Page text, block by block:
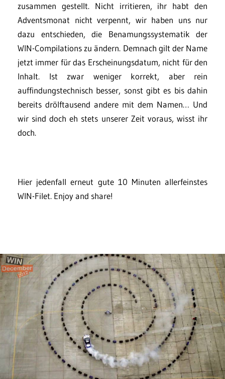
zusammen gestellt. Nicht irritieren, ihr habt den
Adventsmonat nicht verpennt, wir haben uns nur
dazu entschieden, die Benamungssystematik der
WIN-Compilations zu ändern. Demnach gilt der Name
jetzt immer für das Erscheinungsdatum, nicht für den
Inhalt. Ist zwar weniger korrekt, aber rein
auffindungstechnisch besser, sonst gibt es bis dahin
bereits drölftausend andere mit dem Namen… Und
wir sind doch eh stets unserer Zeit voraus, wisst ihr
doch.
Hier jedenfall erneut gute 10 Minuten allerfeinstes
WIN-Filet. Enjoy and share!